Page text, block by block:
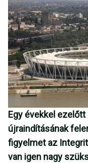
Egy évekkel
újraindításának
figyelmet az
van igen nagy